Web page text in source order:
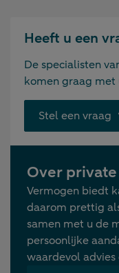
Heeft u een
De specialisten
komen graag met
Stel een vraag
Over
Vermogen biedt
daarom prettig
samen met u de
persoonlijke
waardevol